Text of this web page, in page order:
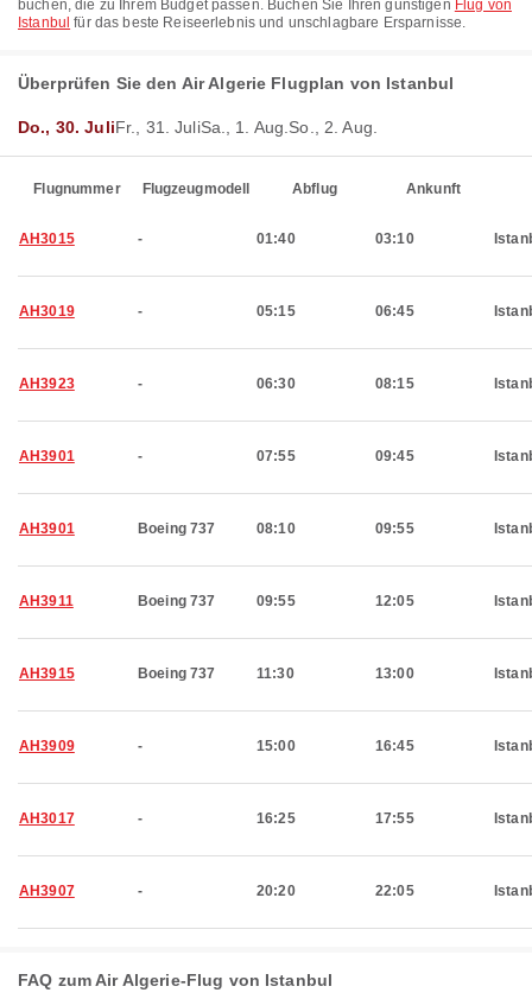
buchen, die zu Ihrem Budget passen. Buchen Sie Ihren günstigen Flug von
Istanbul für das beste Reiseerlebnis und unschlagbare Ersparnisse.
Überprüfen Sie den Air Algerie Flugplan von Istanbul
Do., 30. JuliFr., 31. JuliSa., 1. Aug. So., 2. Aug.
Flugnummer Flugzeugmodell Abflug Ankunft
AH3015 - 01:40 03:10
AH3019 - 05:15 06:45
AH3923 - 06:30 08:15
AH3901 - 07:55 09:45
AH3901 Boeing 737 08:10 09:55
AH3911 Boeing 737 09:55 12:05
AH3915 Boeing 737 11:30 13:00
AH3909 - 15:00 16:45
AH3017 - 16:25 17:55
AH3907 - 20:20 22:05
FAQ zum Air Algerie-Flug von Istanbul